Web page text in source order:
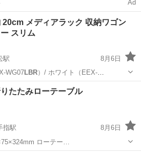
Ad
20cm メディアラック 収納ワゴン
スリム
駅
8月6日
WG07LBR）/ ホワイト（EEX-
収納家具
たたみローテーブル
指駅
8月6日
120×75×324mm ローテー…